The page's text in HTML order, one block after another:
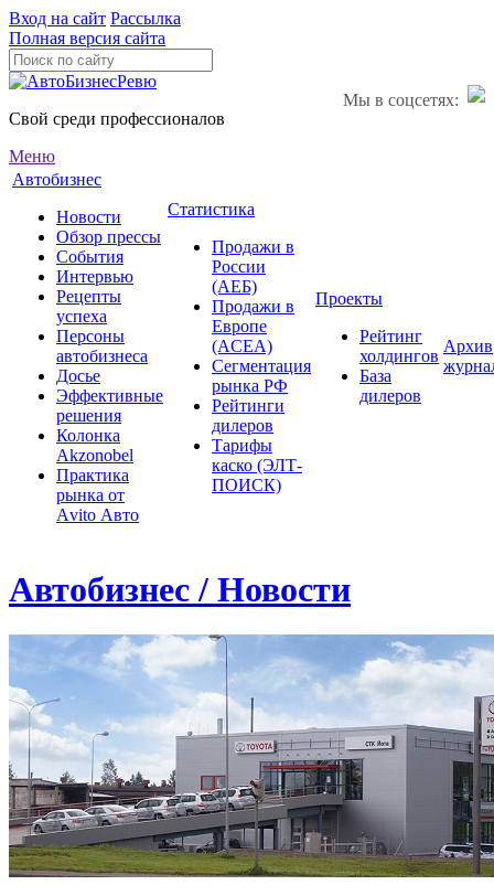
Вход на сайт Рассылка
Полная версия сайта
Мы в соцсетях:
Свой среди профессионалов
Меню
Автобизнес
Новости
Обзор прессы
События
Интервью
Рецепты
успеха
Персоны
автобизнеса
Досье
Эффективные
решения
Колонка
Akzonobel
Практика
рынка от
Аvito Авто
Статистика
Продажи в
России
(АЕБ)
Продажи в
Европе
(ACEA)
Сегментация
рынка РФ
Рейтинги
дилеров
Тарифы
каско (ЭЛТ-
ПОИСК)
Проекты
Рейтинг
холдингов
База
дилеров
Архив
Автобизнес / Новости